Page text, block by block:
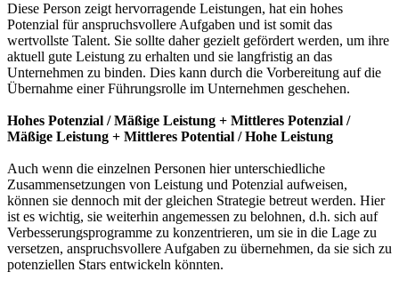
Diese Person zeigt hervorragende Leistungen, hat ein hohes
Potenzial für anspruchsvollere Aufgaben und ist somit das
wertvollste Talent. Sie sollte daher gezielt gefördert werden, um ihre
aktuell gute Leistung zu erhalten und sie langfristig an das
Unternehmen zu binden. Dies kann durch die Vorbereitung auf die
Übernahme einer Führungsrolle im Unternehmen geschehen.
Hohes Potenzial / Mäßige Leistung + Mittleres Potenzial /
Mäßige Leistung + Mittleres Potential / Hohe Leistung
Auch wenn die einzelnen Personen hier unterschiedliche
Zusammensetzungen von Leistung und Potenzial aufweisen,
können sie dennoch mit der gleichen Strategie betreut werden. Hier
ist es wichtig, sie weiterhin angemessen zu belohnen, d.h. sich auf
Verbesserungsprogramme zu konzentrieren, um sie in die Lage zu
versetzen, anspruchsvollere Aufgaben zu übernehmen, da sie sich zu
potenziellen Stars entwickeln könnten.